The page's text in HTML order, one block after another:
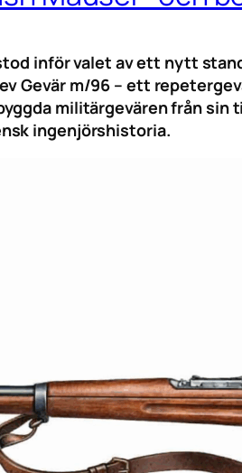
inför valet av ett nytt
Gevär m/96 – ett
militärgevären från
ingenjörshistoria.